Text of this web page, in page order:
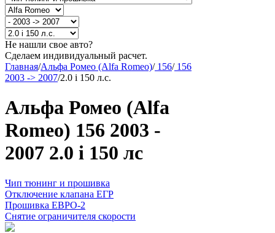
Не нашли свое авто?
Сделаем индивидуальный расчет.
Главная/Альфа Ромео (Alfa Romeo)/156/156
2003 -> 2007/2.0 i 150 л.с.
Альфа Ромео (Alfa
Romeo) 156 2003 -
2007 2.0 i 150 лс
Чип тюнинг и прошивка
Отключение клапана ЕГР
Прошивка ЕВРО-2
Снятие ограничителя скорости